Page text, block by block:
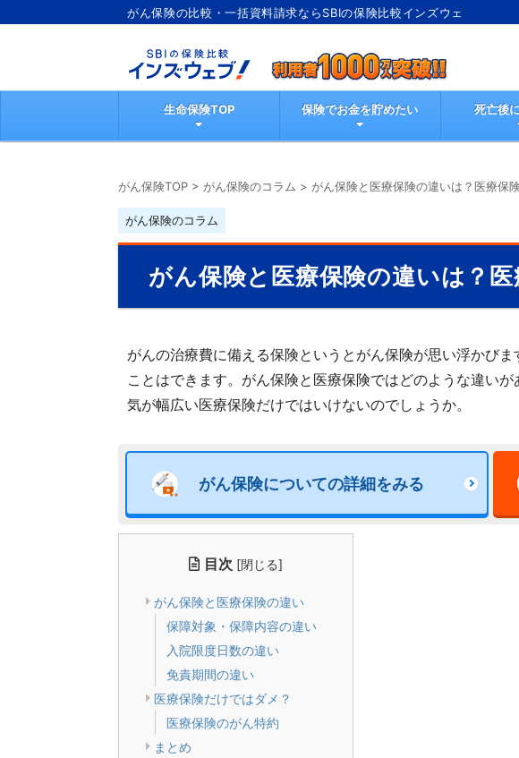
がん保険の比較・一括資料請求ならSBIの保険比較インズウェ
生命保険TOP 保険でお金を貯めたい 死亡後
がん保険TOP > がん保険のコラム > がん保険と医療保険の違いは？医療保
がん保険のコラム
がん保険と医療保険の違いは？
がんの治療費に備える保険というとがん保険が思い浮かび
ことはできます。がん保険と医療保険ではどのような違い
気が幅広い医療保険だけではいけないのでしょうか。
がん保険についての詳細をみる
目次 [閉じる]
がん保険と医療保険の違い
保障対象・保障内容の違い
入院限度日数の違い
免責期間の違い
医療保険だけではダメ？
医療保険のがん特約
まとめ